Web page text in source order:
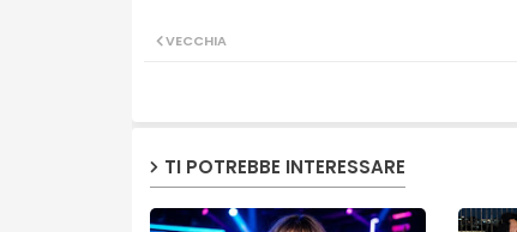
VECCHIA
TI POTREBBE INTERESSARE